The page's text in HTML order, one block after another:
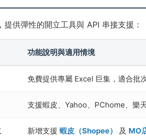
提供彈性的開立工具與 API 串接支援：
功能說明與適用情境
免費提供專屬 Excel 巨集，適合批
支援蝦皮、Yahoo、PChome、樂
新增支援蝦皮（Shopee） 及 MO